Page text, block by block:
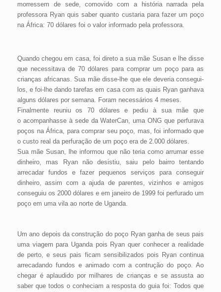
morressem de sede, comovido com a história narrada pela
professora Ryan quis saber quanto custaria para fazer um poço
na África: 70 dólares foi o valor informado pela professora.
Quando chegou em casa, foi direto a sua mãe Susan e lhe disse
que necessitava de 70 dólares para comprar um poço para as
crianças africanas. Sua mãe disse-lhe que ele deveria consegui-
los, e foi-lhe dando tarefas em casa com as quais Ryan ganhava
alguns dólares por semana. Foram necessários 4 meses.
Finalmente reuniu os 70 dólares e pediu à sua mãe que
o acompanhasse à sede da WaterCan, uma ONG que perfurava
poços na África, para comprar seu poço, mas, foi informado que
o custo real da perfuração de um poço era de 2.000 dólares.
Sua mãe Susan, lhe informou que não teria como arrumar esse
dinheiro, mas Ryan não desistiu, saiu pelo bairro tentando
arrecadar fundos e fazer pequenos serviços para conseguir
dinheiro, assim com a ajuda de parentes, vizinhos e amigos
conseguiu os 2000 dólares e em janeiro de 1999 foi perfurado um
poço em uma vila ao norte de Uganda.
Um ano depois da construção do poço Ryan ganha de seus pais
uma viagem para Uganda pois Ryan quer conhecer a realidade
de perto, e seus pais ficam sensibilizados pois Ryan continua
arrecadando fundos e animado com a contrução do poço. Ao
chegar é aplaudido por milhares de crianças e se assusta ao
saber que todos o conheciam a resposta do guia foi: Todos que